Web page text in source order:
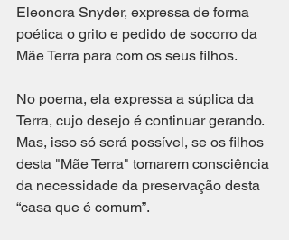
Eleonora Snyder, expressa de forma
poética o grito e pedido de socorro da
Mãe Terra para com os seus filhos.
No poema, ela expressa a súplica da
Terra, cujo desejo é continuar gerando.
Mas, isso só será possível, se os filhos
desta "Mãe Terra" tomarem consciência
da necessidade da preservação desta
“casa que é comum”.